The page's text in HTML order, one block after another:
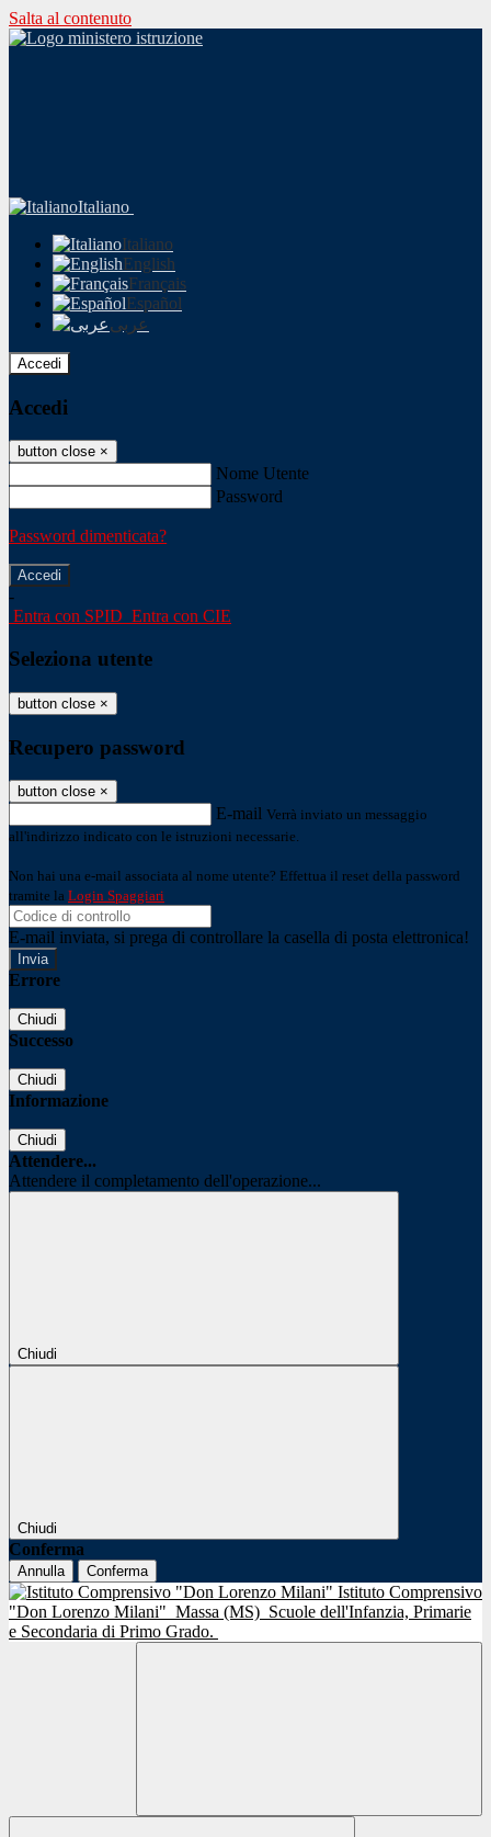
Salta al contenuto
Italiano
Italiano
English
Français
Español
عربى
Accedi
Accedi
button close ×
Nome Utente
Password
Password dimenticata?
-
Entra con SPID Entra con CIE
Seleziona utente
button close ×
Recupero password
button close ×
E-mail Verrà inviato un messaggio
all'indirizzo indicato con le istruzioni necessarie.
Non hai una e-mail associata al nome utente? Effettua il reset della password
tramite la Login Spaggiari
E-mail inviata, si prega di controllare la casella di posta elettronica!
Errore
Chiudi
Successo
Chiudi
Informazione
Chiudi
Attendere...
Attendere il completamento dell'operazione...
Chiudi
Chiudi
Conferma
Annulla Conferma
Istituto Comprensivo
"Don Lorenzo Milani" Massa (MS) Scuole dell'Infanzia, Primarie
e Secondaria di Primo Grado.